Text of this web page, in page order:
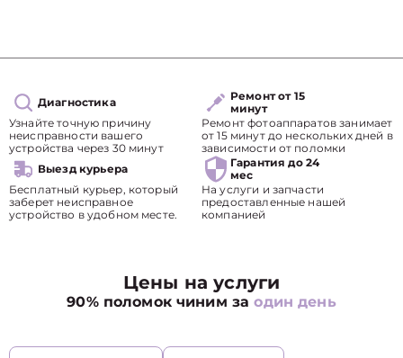
Диагностика
Узнайте точную причину
неисправности вашего
устройства через 30 минут
Ремонт от 15
минут
Ремонт фотоаппаратов занимает
от 15 минут до нескольких дней в
зависимости от поломки
Выезд курьера
Бесплатный курьер, который
заберет неисправное
устройство в удобном месте.
Гарантия до 24
мес
На услуги и запчасти
предоставленные нашей
компанией
Цены на услуги
90% поломок чиним заодин день